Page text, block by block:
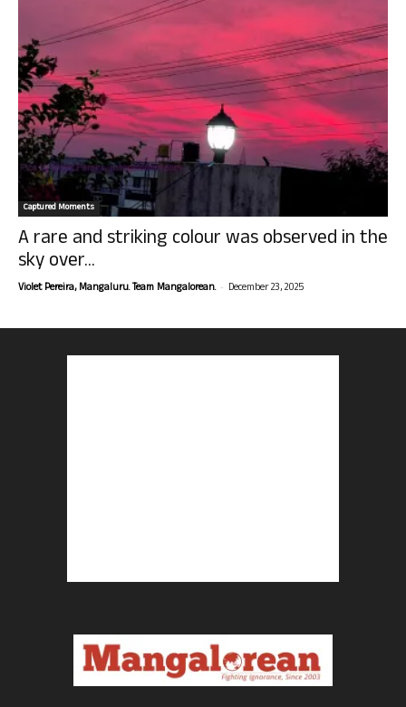
Captured Moments
A rare and striking colour was observed in the
sky over...
Violet Pereira, Mangaluru. Team Mangalorean. - December 23, 2025